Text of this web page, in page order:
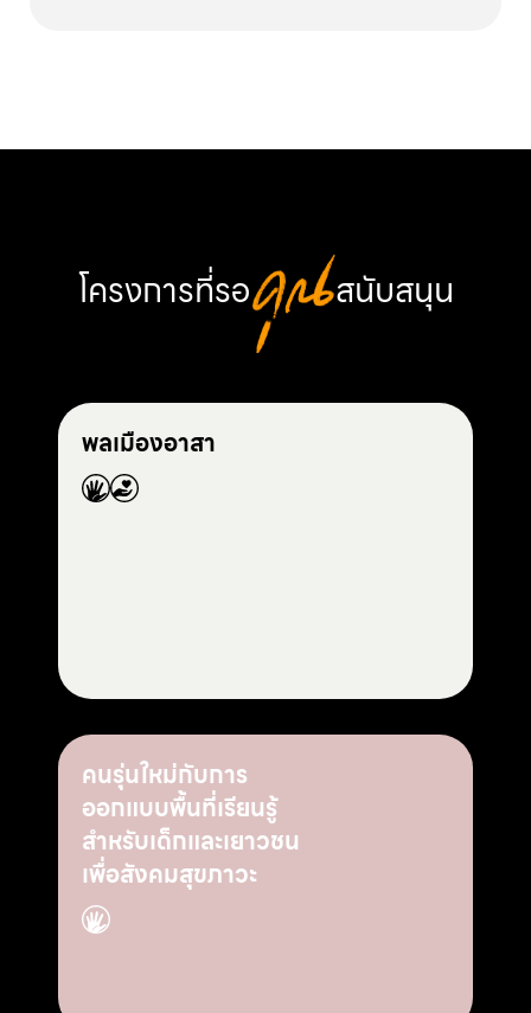
โครงการที่รอคุณ สนับสนุน
พลเมืองอาสา
คนรุ่นใหม่กับการ
ออกแบบพื้นที่เรียนรู้
สำหรับเด็กและเยาวชน
เพื่อสังคมสุขภาวะ